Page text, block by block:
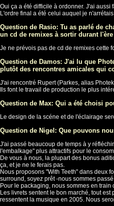
Oui ça a été difficile à ordonner. J'ai
L'ordre final a été celui auquel je
Question de Rasio: Tu as parlé de
un cd de remixes à sortir durant l'ère
Je ne prévois pas de cd de remixes cette
Question de Damos: J'ai lu que
plutôt des rencontres amicales qui
J'ai rencontré Rupert (Parkes, alias
Ils font le travail de production le plus
Question de Max: Qui a été choisi
Le design de la scéne et de l'éclairage
Question de Nigel: Que pouvons
J'ai passé beaucoup de temps à y
l'embalkage" plus attractifs pour le
De vous à nous, la plupart des bonus
ça, et je ne le ferais pas.
Nous proposons "With Teeth" dans deux
surround, soyez prêt -nous sommes
Pour le packaging, nous sommes en
Les livrets sentent le bon marché, tout
ressentent la musique en 2005. Nous